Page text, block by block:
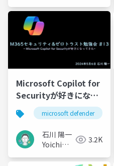
Microsoft Copilot for
Securityが好きになっ
てきた / M365セキュリ
ティ&ゼロトラスト勉強
会 #13
microsoft defender
石川 陽一
Yoichi
3.2K